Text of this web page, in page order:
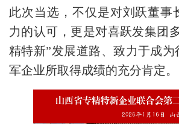
此次当选，不仅是对刘跃董事
力的认可，更是对喜跃发集团
精特新”发展道路、致力于成为
军企业所取得成绩的充分肯定。